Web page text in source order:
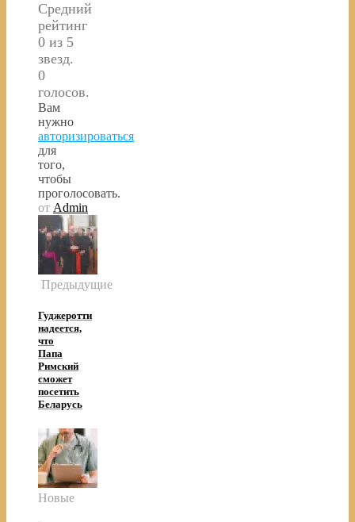
Средний
рейтинг
0 из 5
звезд.
0
голосов.
Вам
нужно
авторизироваться
для
того,
чтобы
проголосовать.
от Admin
Предыдущие
Гуджеротти
надеется,
что
Папа
Римский
сможет
посетить
Беларусь
Новые